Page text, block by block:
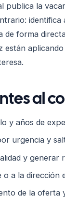
publica la
forma
están
al
y años de
urgencia y
y generar
a la dirección
de la oferta